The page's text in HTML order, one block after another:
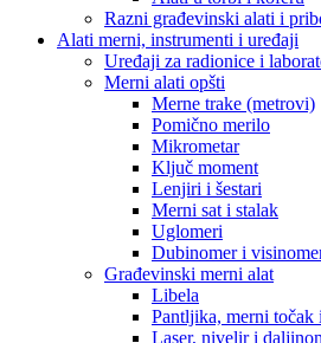
Razni građevinski alati i
Alati merni, instrumenti i uređaji
Uređaji za radionice i
Merni alati opšti
Merne trake (metrovi)
Pomično merilo
Mikrometar
Ključ moment
Lenjiri i šestari
Merni sat i stalak
Uglomeri
Dubinomer i
Građevinski merni alat
Libela
Pantljika, merni točak
Laser, nivelir i